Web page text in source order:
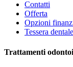
Contatti
Offerta
Opzioni
Tessera
Trattamenti